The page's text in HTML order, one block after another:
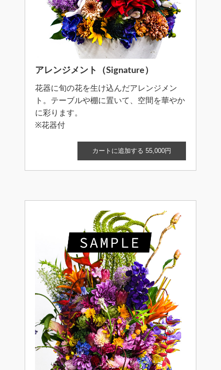
アレンジメント（Signature）
花器に旬の花を生け込んだアレンジメン
ト。テーブルや棚に置いて、空間を華やか
に彩ります。
※花器付
カートに追加する 55,000円